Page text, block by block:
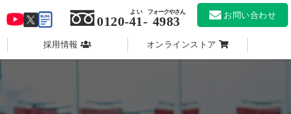
0120-41
よい
- 4983
フォークやさん お問い合わせ
採用情報 オンラインストア